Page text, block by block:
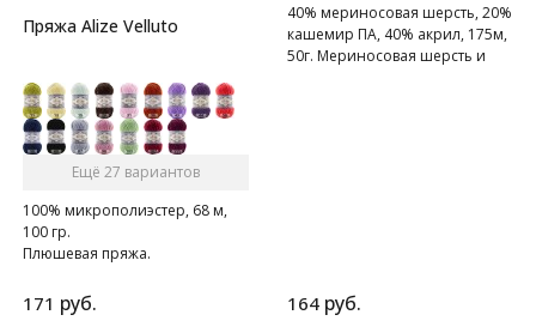
Пряжа Alize Velluto
Ещё 27 вариантов
100% микрополиэстер, 68 м,
100 гр.
Плюшевая пряжа.
171 руб.
40% мериносовая шерсть, 20%
кашемир ПА, 40% акрил, 175м,
50г. Мериносовая шерсть и
164 руб.